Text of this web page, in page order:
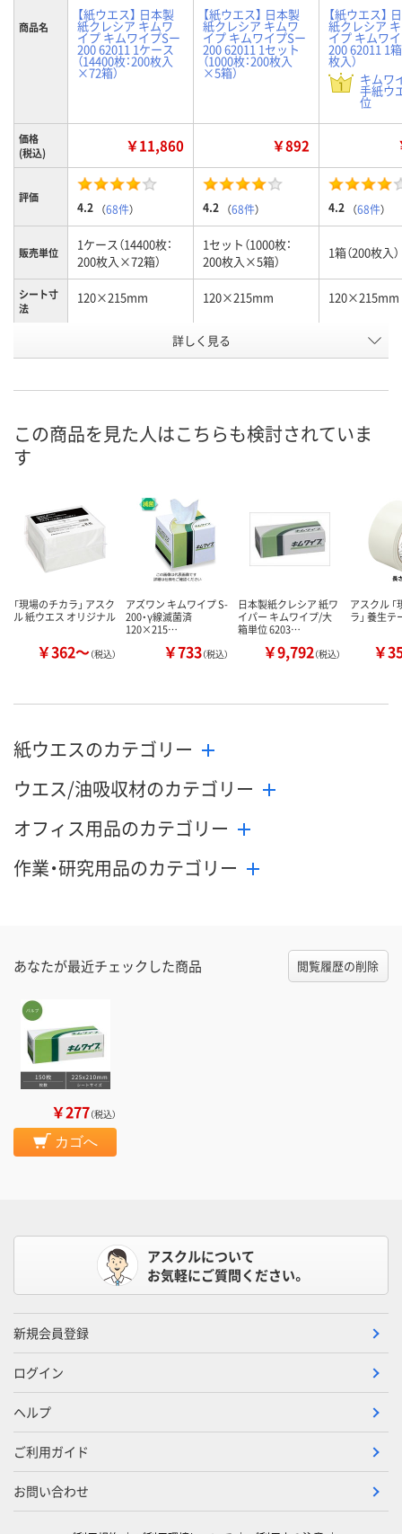
商品名
【紙ウエス】 日本製
紙クレシア キムワ
イプ キムワイプSー
200 62011 1ケース
（14400枚：200枚入
×72箱）
【紙ウエス】 日本製
紙クレシア キムワ
イプ キムワイプSー
200 62011 1セット
（1000枚：200枚入
×5箱）
【紙ウエス】
紙クレシア
イプ キムワ
200 62011 1箱
枚入）
キムワ
手紙ウ
位
価格
(税込)
￥11,860 ￥892
評価
4.2 （68件） 4.2 （68件） 4.2 （68件）
販売単位
1ケース（14400枚：
200枚入×72箱）
1セット（1000枚：
200枚入×5箱）
1箱（200枚入）
シート寸
法
120×215mm 120×215mm 120×215mm
2062405
8月8日（土）
カゴへ
詳しく見る
この商品を見た人はこちらも検討されていま
す
「現場のチカラ」 アスク
ル 紙ウエス オリジナル
￥362～（税込）
アズワン キムワイプ S-
200・γ線滅菌済
120×215…
￥733（税込）
日本製紙クレシア 紙ワ
イパー キムワイプ/大
箱単位 6203…
￥9,792（税込）
アスクル
ラ」 養生テ
￥
紙ウエスのカテゴリー
ウエス/油吸収材のカテゴリー
オフィス用品のカテゴリー
作業・研究用品のカテゴリー
あなたが最近チェックした商品 閲覧履歴の削除
￥277（税込）
カゴへ
アスクルについて
お気軽にご質問ください。
新規会員登録
ログイン
ヘルプ
ご利用ガイド
お問い合わせ